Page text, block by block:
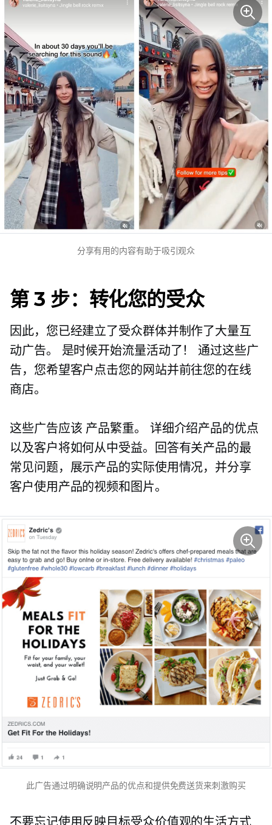
分享有用的内容有助于吸引观众
第 3 步：转化您的受众
因此，您已经建立了受众群体并制作了大量互
动广告。 是时候开始流量活动了！ 通过这些广
告，您希望客户点击您的网站并前往您的在线
商店。
这些广告应该 产品繁重。
详细介绍产品的优点
以及客户将如何从中受益。回答有关产品的最
常见问题，展示产品的实际使用情况，并分享
客户使用产品的视频和图片。
此广告通过明确说明产品的优点和提供免费送货来刺激购买
不要忘记使用反映目标受众价值观的生活方式